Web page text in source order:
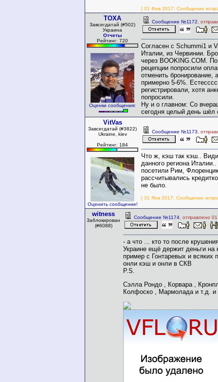
[ 01 Фев 2017: Сообщение
TOXA
Завсегдатай (#502)
Украина
Отчеты
Рейтинг: 720
Оценки сообщения:
Сообщение №1172 ,
Согласен с Schummi1 и
Италии, из Червинии.
через BOOKING.COM.
рецепции попросили
отменить бронирование,
примерно 5-6%.
регистрировали, хотя
попросили.
Ну и о главном: Со
сегодня целый день шёл
VitVas
Завсегдатай (#3822)
Ukraine, kiev
Рейтинг: 184
Оценить сообщение!
Сообщение №1173 ,
Что ж, кэш так кэш..
данного региона
посетили Рим,
рассчитывались
не было.
[ 31 Янв 2017: Сообщение
witness
Заблокирован
(#6088)
Сообщение №1174 , отправлено
- а что ... кто то после
Украине ещё держит деньги на
пример с Гонтаревых и всяких
онли кэш и онли в СКВ
P.S.
Сэлла Рондо , Корвара ,
Колфоско , Мармолада и т.д.